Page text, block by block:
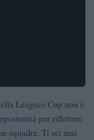
Leagues Cup non è
per riflettere
squadre. Ti sei mai